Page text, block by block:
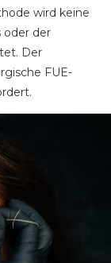
wird keine
oder der
Der
FUE-